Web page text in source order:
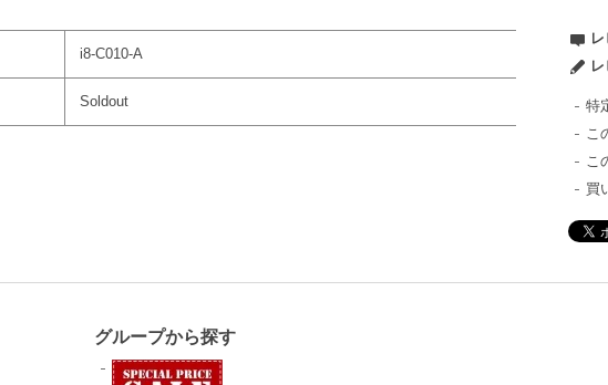
i8-C010-A
Soldout
特
こ
こ
買
グループから探す